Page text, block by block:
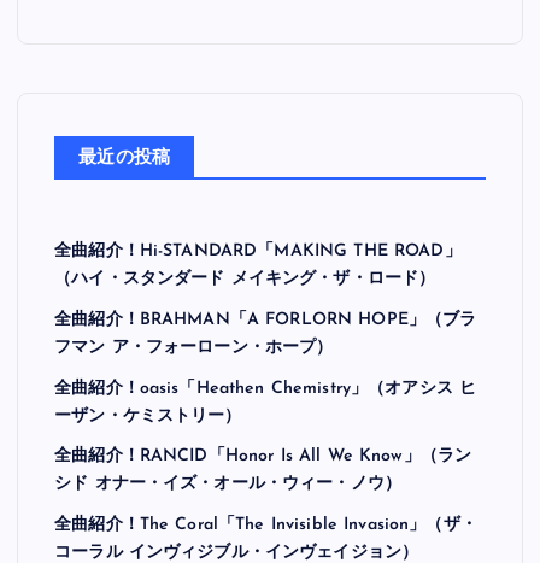
最近の投稿
全曲紹介！Hi-STANDARD「MAKING THE ROAD」
（ハイ・スタンダード メイキング・ザ・ロード）
全曲紹介！BRAHMAN「A FORLORN HOPE」（ブラ
フマン ア・フォーローン・ホープ）
全曲紹介！oasis「Heathen Chemistry」（オアシス ヒ
ーザン・ケミストリー）
全曲紹介！RANCID「Honor Is All We Know」（ラン
シド オナー・イズ・オール・ウィー・ノウ）
全曲紹介！The Coral「The Invisible Invasion」（ザ・
コーラル インヴィジブル・インヴェイジョン）